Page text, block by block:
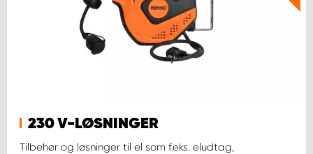
230 V-LØSNINGER
Tilbehør og løsninger til el som f.eks. eludtag,